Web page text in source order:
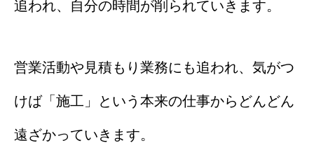
追われ、自分の時間が削られていきます。
営業活動や見積もり業務にも追われ、気がつ
けば「施工」という本来の仕事からどんどん
遠ざかっていきます。